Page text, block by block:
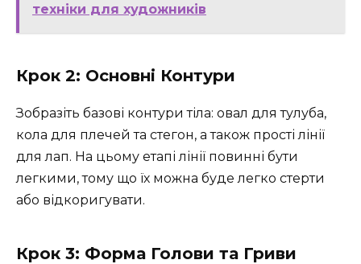
техніки для художників
Крок 2: Основні Контури
Зобразіть базові контури тіла: овал для тулуба,
кола для плечей та стегон, а також прості лінії
для лап. На цьому етапі лінії повинні бути
легкими, тому що їх можна буде легко стерти
або відкоригувати.
Крок 3: Форма Голови та Гриви